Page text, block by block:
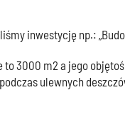
inwestycję np.:
3000 m2 a jego
ulewnych